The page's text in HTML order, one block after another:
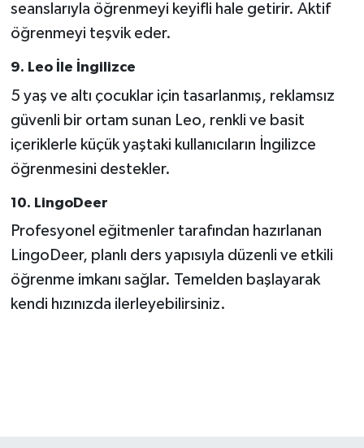
seanslarıyla öğrenmeyi keyifli hale getirir. Aktif
öğrenmeyi teşvik eder.
9. Leo İle İngilizce
5 yaş ve altı çocuklar için tasarlanmış, reklamsız
güvenli bir ortam sunan Leo, renkli ve basit
içeriklerle küçük yaştaki kullanıcıların İngilizce
öğrenmesini destekler.
10. LingoDeer
Profesyonel eğitmenler tarafından hazırlanan
LingoDeer, planlı ders yapısıyla düzenli ve etkili
öğrenme imkanı sağlar. Temelden başlayarak
kendi hızınızda ilerleyebilirsiniz.